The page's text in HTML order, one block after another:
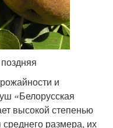
и
«Белорусская
высокой степенью
размера, их